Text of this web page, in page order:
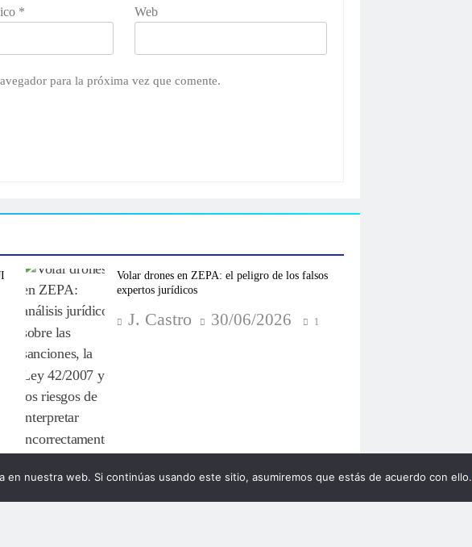
* Web
para la próxima vez que comente.
Volar drones en ZEPA: el peligro de los falsos
expertos jurídicos
J. Castro 30/06/2026 1
en nuestra web. Si continúas usando este sitio, asumiremos que estás de acuerdo con ello.